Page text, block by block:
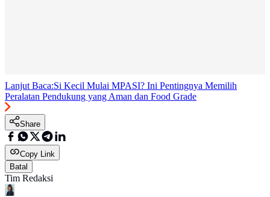
Lanjut Baca:Si Kecil Mulai MPASI? Ini Pentingnya Memilih
Peralatan Pendukung yang Aman dan Food Grade
Share
Copy Link
Batal
Tim Redaksi